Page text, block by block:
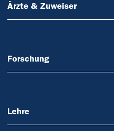
Ärzte & Zuweiser
Forschung
Lehre